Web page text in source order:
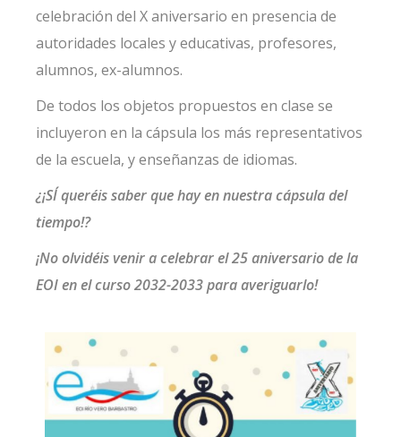
celebración del X aniversario en presencia de
autoridades locales y educativas, profesores,
alumnos, ex-alumnos.
De todos los objetos propuestos en clase se
incluyeron en la cápsula los más representativos
de la escuela, y enseñanzas de idiomas.
¿¡SÍ queréis saber que hay en nuestra cápsula del
tiempo!?
¡No olvidéis venir a celebrar el 25 aniversario de la
EOI en el curso 2032-2033 para averiguarlo!